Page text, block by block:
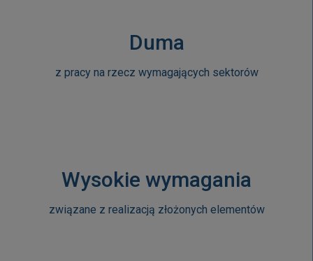
Duma
z pracy na rzecz wymagających sektorów
Wysokie wymagania
związane z realizacją złożonych elementów